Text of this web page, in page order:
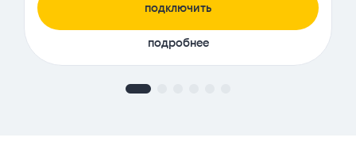
подключить
подробнее